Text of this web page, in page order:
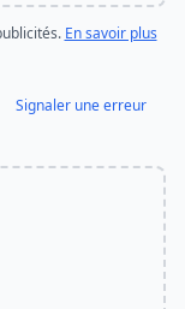
En savoir plus
Signaler une erreur